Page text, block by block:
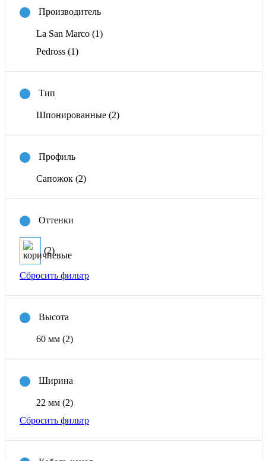
Производитель
La San Marco (1)
Pedross (1)
Тип
Шпонированные (2)
Профиль
Сапожок (2)
Оттенки
(2)
Сбросить фильтр
Высота
60 мм (2)
Ширина
22 мм (2)
Сбросить фильтр